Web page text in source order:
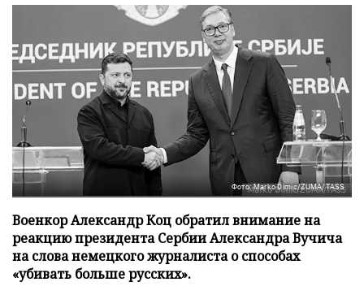
Фото: Marko Dimic/ZUMA/TASS
Военкор Александр Коц обратил внимание на
реакцию президента Сербии Александра Вучича
на слова немецкого журналиста о способах
«убивать больше русских».